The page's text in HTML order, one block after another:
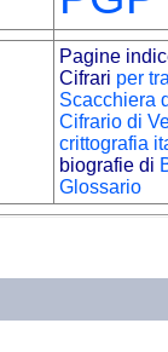
Pagine
Cifrari per
Scacchiera
Cifrario di
crittografia
biografie di
Glossario